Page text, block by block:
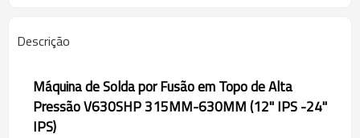
Descrição
Máquina de Solda por Fusão em Topo de Alta
Pressão V630SHP 315MM-630MM (12" IPS -24"
IPS)